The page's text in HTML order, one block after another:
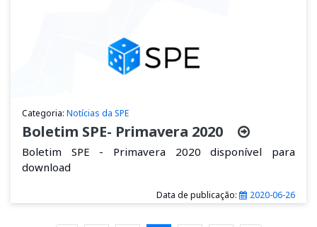
Categoria: Notícias da SPE
Boletim SPE- Primavera 2020
Boletim SPE - Primavera 2020 disponível para
download
Data de publicação: 2020-06-26